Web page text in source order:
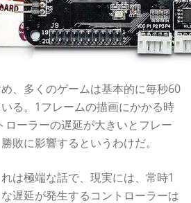
、多くのゲームは基本的に毎秒60
る。1フレームの描画にかかる時
ーラーの遅延が大きいとフレー
敗に影響するというわけだ。
は極端な話で、現実には、常時1
遅延が発生するコントローラーは